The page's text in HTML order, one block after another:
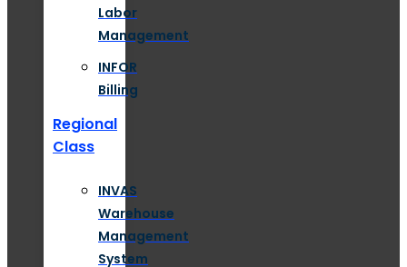
Labor
Management
INFOR
Billing
Regional
Class
INVAS
Warehouse
Management
System